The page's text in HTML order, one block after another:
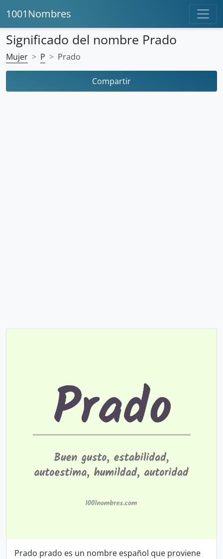
1001Nombres
Significado del nombre Prado
Mujer P Prado
Compartir
Prado prado es un nombre español que proviene